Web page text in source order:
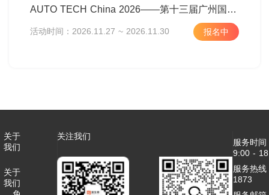
AUTO TECH China 2026——第十三届广州国际汽车技术展览会
活动时间：2026.11.27 ~ 2026.11.30 报名中
关于
我们
关于
我们
关注我们
服务时
9:00 -
服务热
1873